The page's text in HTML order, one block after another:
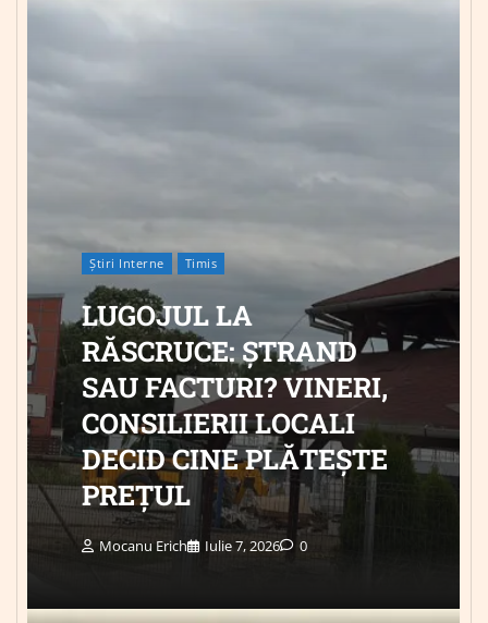
Știri Interne Timis
LUGOJUL LA
RĂSCRUCE: ȘTRAND
SAU FACTURI? VINERI,
CONSILIERII LOCALI
DECID CINE PLĂTEȘTE
PREȚUL
Mocanu Erich Iulie 7, 2026 0